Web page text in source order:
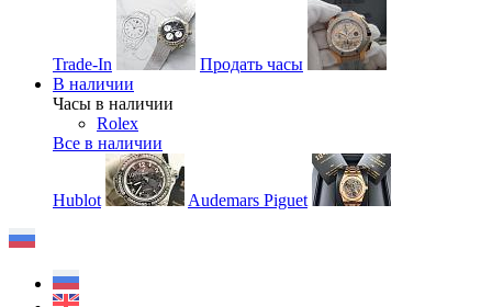
Trade-In
Продать часы
В наличии
Часы в наличии
Rolex
Все в наличии
Hublot Audemars Piguet